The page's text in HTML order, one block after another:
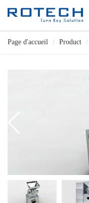
Page d'accueil Product